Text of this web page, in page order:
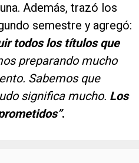
Además, trazó los
semestre y agregó:
todos los títulos que
preparando mucho
Sabemos que
significa mucho. Los
.